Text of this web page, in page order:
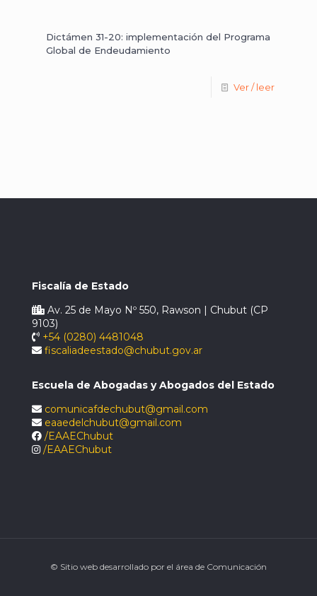
Dictámen 31-20: implementación del Programa
Global de Endeudamiento
Ver / leer
Fiscalía de Estado
Av. 25 de Mayo Nº 550, Rawson | Chubut (CP
9103)
+54 (0280) 4481048
fiscaliadeestado@chubut.gov.ar
Escuela de Abogadas y Abogados del Estado
comunicafdechubut@gmail.com
eaaedelchubut@gmail.com
/EAAEChubut
/EAAEChubut
© Sitio web desarrollado por el área de Comunicación